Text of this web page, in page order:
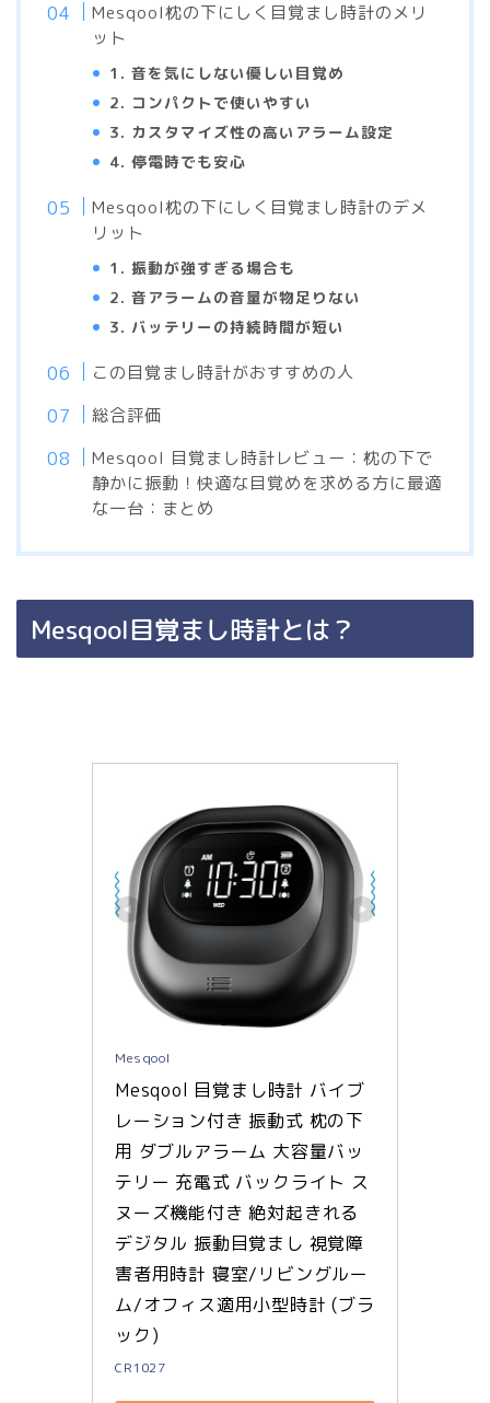
Mesqool枕の下にしく目覚まし時計のメリ
ット
1. 音を気にしない優しい目覚め
2. コンパクトで使いやすい
3. カスタマイズ性の高いアラーム設定
4. 停電時でも安心
Mesqool枕の下にしく目覚まし時計のデメ
リット
1. 振動が強すぎる場合も
2. 音アラームの音量が物足りない
3. バッテリーの持続時間が短い
この目覚まし時計がおすすめの人
総合評価
Mesqool 目覚まし時計レビュー：枕の下で
静かに振動！快適な目覚めを求める方に最適
な一台：まとめ
Mesqool目覚まし時計とは？
Mesqool
Mesqool 目覚まし時計 バイブ
レーション付き 振動式 枕の下
用 ダブルアラーム 大容量バッ
テリー 充電式 バックライト ス
ヌーズ機能付き 絶対起きれる
デジタル 振動目覚まし 視覚障
害者用時計 寝室/リビングルー
ム/オフィス適用小型時計 (ブラ
ック)
CR1027